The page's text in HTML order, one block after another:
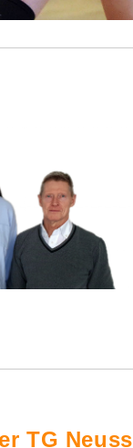
TG Neuss